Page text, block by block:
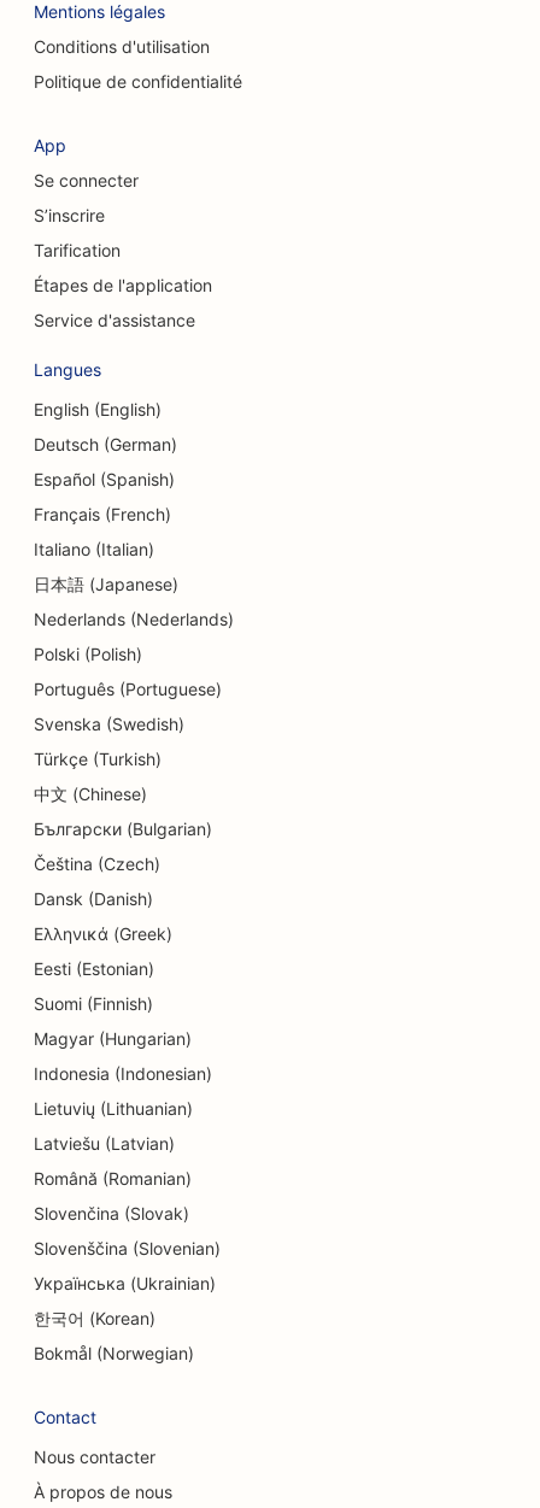
SEO pour les cafés à chats
Référencement pour les services de peeling
chimique
SEO pour les chirurgiens craniofaciaux
SEO pour les chirurgiens esthétiques
SEO pour les caisses d'épargne et de crédit
SEO pour les cabinets de conseil
SEO pour les services de conseil en matière
d'endettement
SEO pour les services de change
SEO pour les studios de danse
SEO pour les services de dermabrasion
SEO pour les crèches
SEO pour les magasins de détail
SEO pour les restaurants
SEO pour les boutiques de cupcakes
Référencement pour les services d'éducation et
de garde d'enfants
SEO pour les magasins de beignets
SEO pour les électriciens
SEO pour les nettoyeurs à sec
SEO pour les bureaux d'études
SEO pour les endodontistes
SEO pour les salles d'évasion
SEO pour les restaurants de la ferme à la table
SEO pour les services de lifting
Mentions légales
Conditions d'utilisation
Politique de confidentialité
App
Se connecter
S’inscrire
Tarification
Étapes de l'application
Service d'assistance
Langues
English (English)
Deutsch (German)
Español (Spanish)
Français (French)
Italiano (Italian)
日本語 (Japanese)
Nederlands (Nederlands)
Polski (Polish)
Português (Portuguese)
Svenska (Swedish)
Türkçe (Turkish)
中文 (Chinese)
Български (Bulgarian)
Čeština (Czech)
Dansk (Danish)
Ελληνικά (Greek)
Eesti (Estonian)
Suomi (Finnish)
Magyar (Hungarian)
Indonesia (Indonesian)
Lietuvių (Lithuanian)
Latviešu (Latvian)
Română (Romanian)
Slovenčina (Slovak)
Slovenščina (Slovenian)
Українська (Ukrainian)
한국어 (Korean)
Bokmål (Norwegian)
Contact
Nous contacter
À propos de nous